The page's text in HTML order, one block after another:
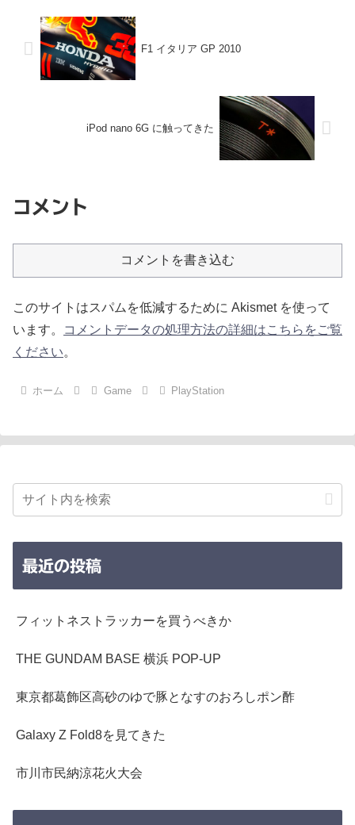
F1 イタリア GP 2010
iPod nano 6G に触ってきた
コメント
コメントを書き込む
このサイトはスパムを低減するために Akismet を使って
います。
コメントデータの処理方法の詳細はこちらをご覧
ください。
ホーム Game PlayStation
最近の投稿
フィットネストラッカーを買うべきか
THE GUNDAM BASE 横浜 POP-UP
東京都葛飾区高砂のゆで豚となすのおろしポン酢
Galaxy Z Fold8を見てきた
市川市民納涼花火大会